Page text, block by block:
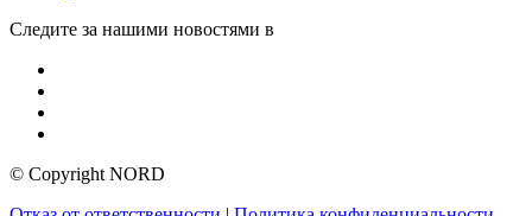
Следите за нашими новостями в
© Copyright NORD